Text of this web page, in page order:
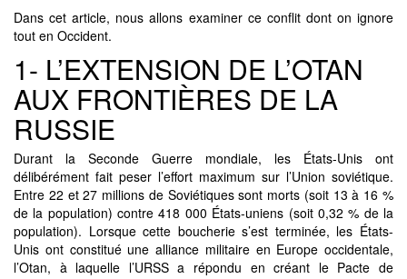
Dans cet article, nous allons examiner ce conflit dont on ignore
tout en Occident.
1- L’EXTENSION DE L’OTAN
AUX FRONTIÈRES DE LA
RUSSIE
Durant la Seconde Guerre mondiale, les États-Unis ont
délibérément fait peser l’effort maximum sur l’Union soviétique.
Entre 22 et 27 millions de Soviétiques sont morts (soit 13 à 16 %
de la population) contre 418 000 États-uniens (soit 0,32 % de la
population). Lorsque cette boucherie s’est terminée, les États-
Unis ont constitué une alliance militaire en Europe occidentale,
l’Otan, à laquelle l’URSS a répondu en créant le Pacte de